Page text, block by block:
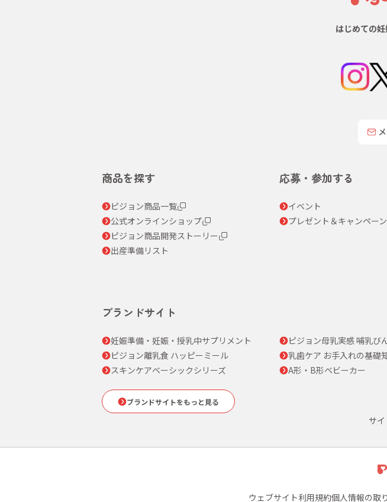
はじめての
商品を探す
ピジョン商品一覧
公式オンラインショップ
ピジョン商品開発ストーリー
出産準備リスト
応募・参加する
イベント
プレゼント＆キャンペーン
ブランドサイト
妊娠準備・妊娠・授乳中サプリメント ピジョン母乳実感 哺乳び
ピジョン離乳食 ハッピーミール
乳歯ケア お手入れの基礎
スキンケアベーシックシリーズ
A形・B形ベビーカー
ブランドサイトをもっと見る
サ
ウェブサイト利用規約個人情報の取